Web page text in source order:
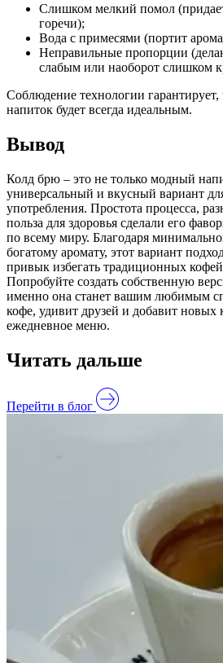
Слишком мелкий помол
горечи);
Вода с примесями (портит
Неправильные пропорции
слабым или наоборот слишком
Соблюдение технологии
напиток будет всегда идеальным.
Вывод
Колд брю – это не только модный
универсальный и вкусный вариант
употребления. Простота процесса,
польза для здоровья сделали его
по всему миру. Благодаря
богатому аромату, этот вариант
привык избегать традиционных
Попробуйте создать собственную
именно она станет вашим любимым
кофе, удивит друзей и добавит новых
ежедневное меню.
Читать дальше
Перейти в блог